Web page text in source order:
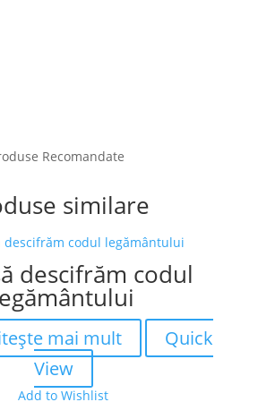
Recomandate
similare
descifrăm codul
mai mult
Quick
View
Add to Wishlist